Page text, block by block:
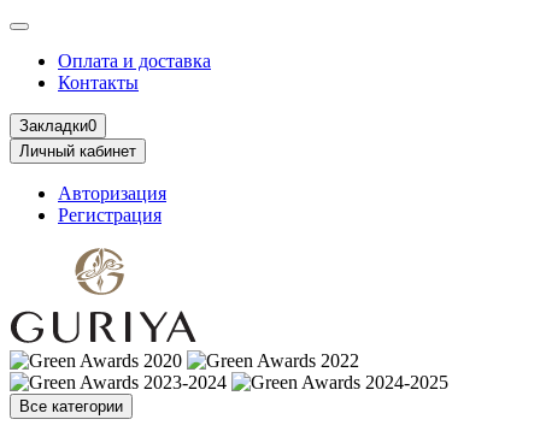
Оплата и доставка
Контакты
Закладки0
Личный кабинет
Авторизация
Регистрация
Все категории